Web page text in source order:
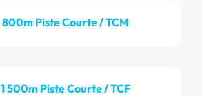
800m Piste Courte / TCM
1 500m Piste Courte / TCF